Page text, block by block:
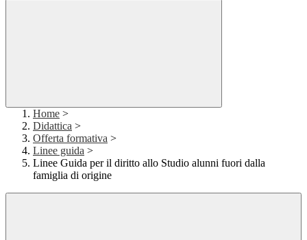
Home >
Didattica >
Offerta formativa >
Linee guida >
Linee Guida per il diritto allo Studio alunni fuori dalla
famiglia di origine